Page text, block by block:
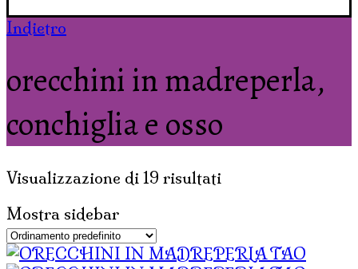
Indietro
orecchini in madreperla,
conchiglia e osso
Visualizzazione di 19 risultati
Mostra sidebar